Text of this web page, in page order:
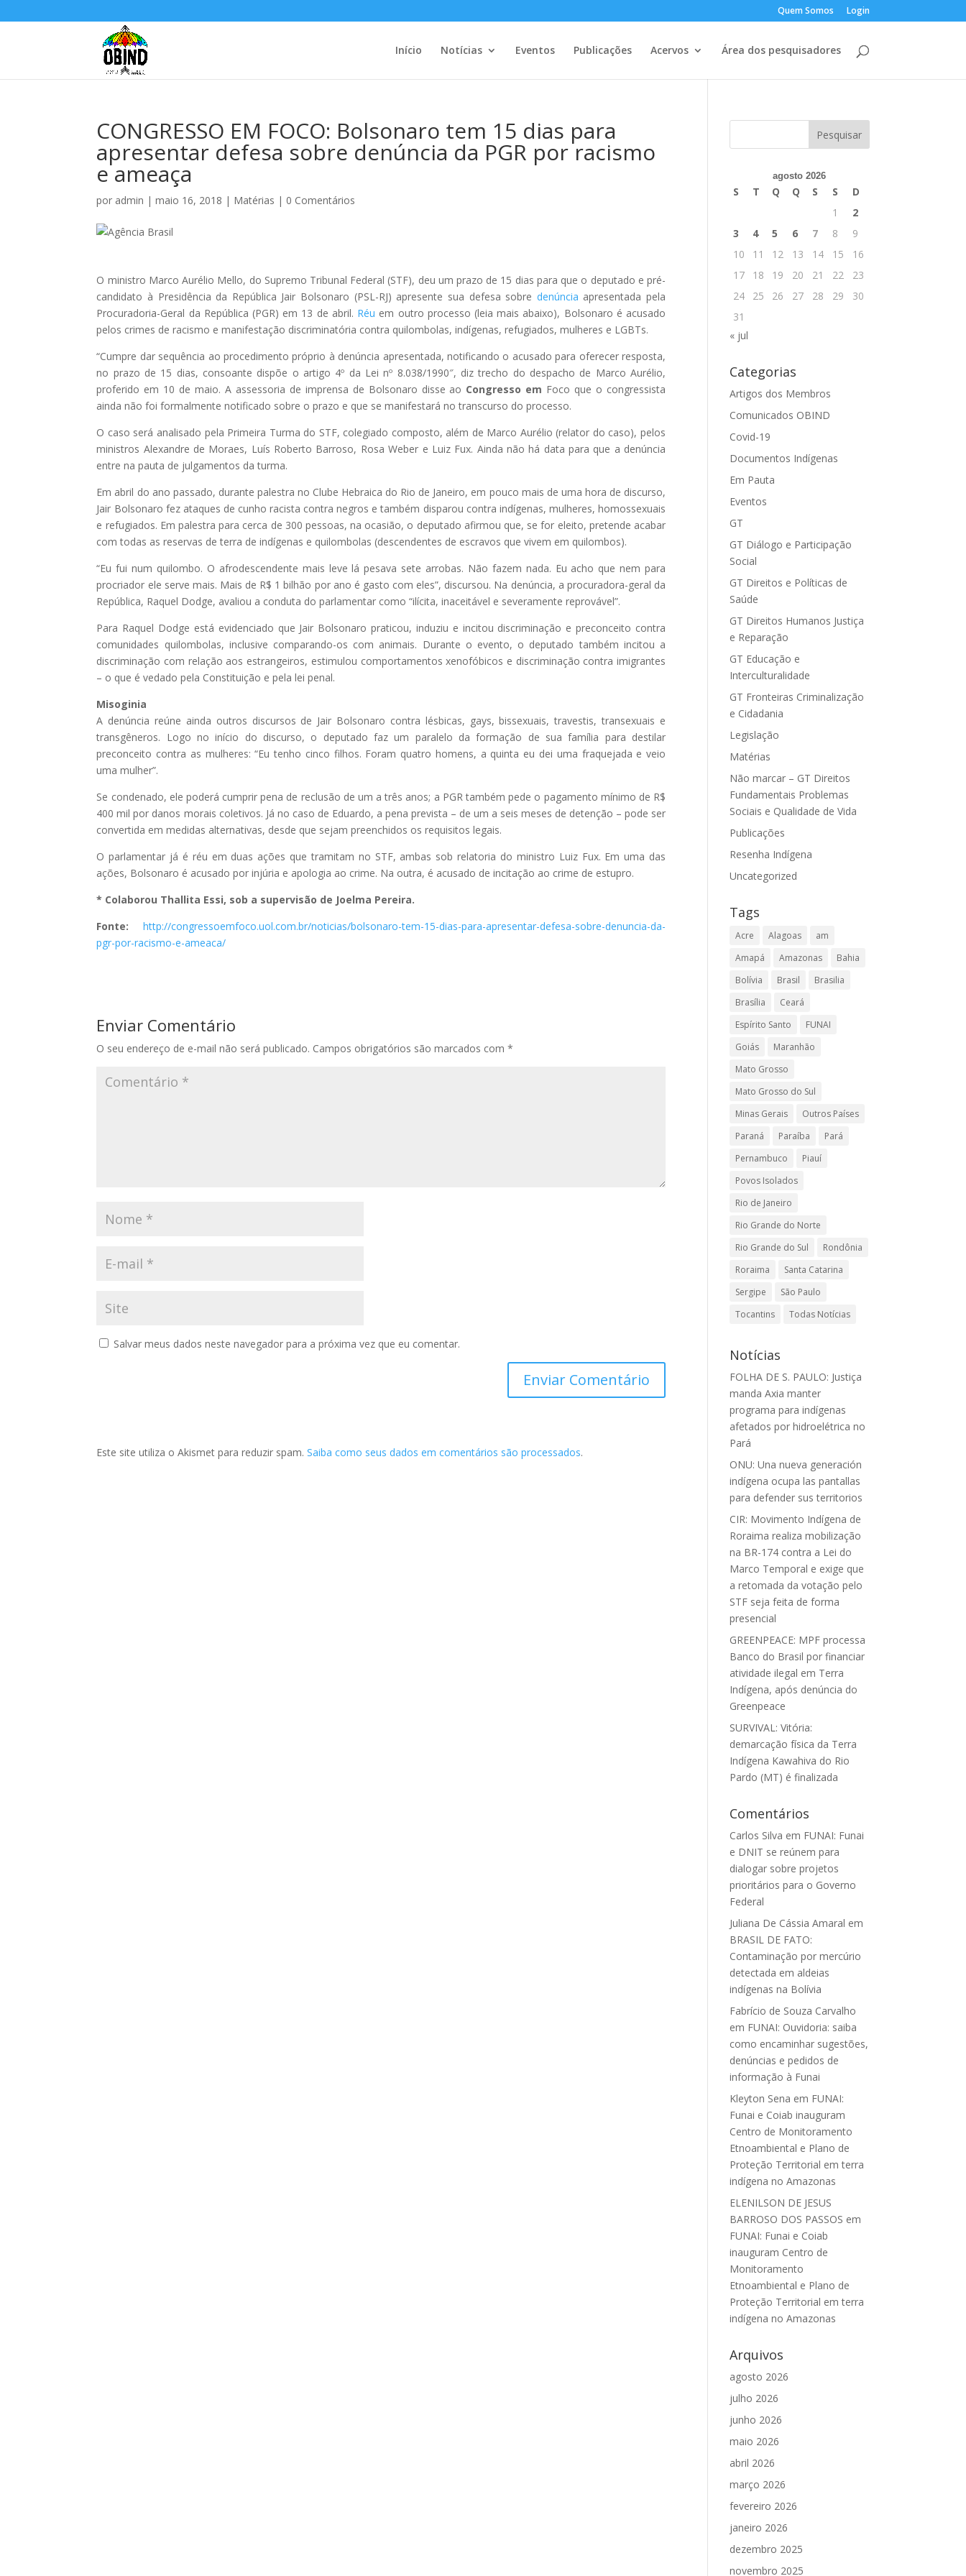
Quem Somos Login
Início Notícias Eventos Publicações Acervos Área dos pesquisadores
CONGRESSO EM FOCO: Bolsonaro tem 15 dias para
apresentar defesa sobre denúncia da PGR por racismo
e ameaça
por admin |maio 16, 2018 | Matérias | 0 Comentários
O ministro Marco Aurélio Mello, do Supremo Tribunal Federal (STF), deu um prazo de 15 dias para que o deputado e pré-
candidato à Presidência da República Jair Bolsonaro (PSL-RJ) apresente sua defesa sobre denúncia apresentada pela
Procuradoria-Geral da República (PGR) em 13 de abril. Réu em outro processo (leia mais abaixo), Bolsonaro é acusado
pelos crimes de racismo e manifestação discriminatória contra quilombolas, indígenas, refugiados, mulheres e LGBTs.
“Cumpre dar sequência ao procedimento próprio à denúncia apresentada, notificando o acusado para oferecer resposta,
no prazo de 15 dias, consoante dispõe o artigo 4º da Lei nº 8.038/1990″, diz trecho do despacho de Marco Aurélio,
proferido em 10 de maio. A assessoria de imprensa de Bolsonaro disse ao Congresso em Foco que o congressista
ainda não foi formalmente notificado sobre o prazo e que se manifestará no transcurso do processo.
O caso será analisado pela Primeira Turma do STF, colegiado composto, além de Marco Aurélio (relator do caso), pelos
ministros Alexandre de Moraes, Luís Roberto Barroso, Rosa Weber e Luiz Fux. Ainda não há data para que a denúncia
entre na pauta de julgamentos da turma.
Em abril do ano passado, durante palestra no Clube Hebraica do Rio de Janeiro, em pouco mais de uma hora de discurso,
Jair Bolsonaro fez ataques de cunho racista contra negros e também disparou contra indígenas, mulheres, homossexuais
e refugiados. Em palestra para cerca de 300 pessoas, na ocasião, o deputado afirmou que, se for eleito, pretende acabar
com todas as reservas de terra de indígenas e quilombolas (descendentes de escravos que vivem em quilombos).
“Eu fui num quilombo. O afrodescendente mais leve lá pesava sete arrobas. Não fazem nada. Eu acho que nem para
procriador ele serve mais. Mais de R$ 1 bilhão por ano é gasto com eles”, discursou. Na denúncia, a procuradora-geral da
República, Raquel Dodge, avaliou a conduta do parlamentar como “ilícita, inaceitável e severamente reprovável”.
Para Raquel Dodge está evidenciado que Jair Bolsonaro praticou, induziu e incitou discriminação e preconceito contra
comunidades quilombolas, inclusive comparando-os com animais. Durante o evento, o deputado também incitou a
discriminação com relação aos estrangeiros, estimulou comportamentos xenofóbicos e discriminação contra imigrantes
– o que é vedado pela Constituição e pela lei penal.
Misoginia
A denúncia reúne ainda outros discursos de Jair Bolsonaro contra lésbicas, gays, bissexuais, travestis, transexuais e
transgêneros. Logo no início do discurso, o deputado faz um paralelo da formação de sua família para destilar
preconceito contra as mulheres: “Eu tenho cinco filhos. Foram quatro homens, a quinta eu dei uma fraquejada e veio
uma mulher”.
Se condenado, ele poderá cumprir pena de reclusão de um a três anos; a PGR também pede o pagamento mínimo de R$
400 mil por danos morais coletivos. Já no caso de Eduardo, a pena prevista – de um a seis meses de detenção – pode ser
convertida em medidas alternativas, desde que sejam preenchidos os requisitos legais.
O parlamentar já é réu em duas ações que tramitam no STF, ambas sob relatoria do ministro Luiz Fux. Em uma das
ações, Bolsonaro é acusado por injúria e apologia ao crime. Na outra, é acusado de incitação ao crime de estupro.
* Colaborou Thallita Essi, sob a supervisão de Joelma Pereira.
Fonte:
http://congressoemfoco.uol.com.br/noticias/bolsonaro-tem-15-dias-para-apresentar-defesa-sobre-denuncia-da-
pgr-por-racismo-e-ameaca/
Enviar Comentário
O seu endereço de e-mail não será publicado. Campos obrigatórios são marcados com*
Salvar meus dados neste navegador para a próxima vez que eu comentar.
Este site utiliza o Akismet para reduzir spam.Saiba como seus dados em comentários são processados.
agosto 2026
S T Q Q S S
D
1
2
3
4 5 6 7 8
9
10
11 12 13 14 15
16
17
18 19 20 21 22
23
24
25 26 27 28 29
30
31
« jul
Categorias
Artigos dos Membros
Comunicados OBIND
Covid-19
Documentos Indígenas
Em Pauta
Eventos
GT
GT Diálogo e Participação
Social
GT Direitos e Políticas de
Saúde
GT Direitos Humanos Justiça
e Reparação
GT Educação e
Interculturalidade
GT Fronteiras Criminalização
e Cidadania
Legislação
Matérias
Não marcar – GT Direitos
Fundamentais Problemas
Sociais e Qualidade de Vida
Publicações
Resenha Indígena
Uncategorized
Tags
Acre Alagoas
am
Amapá
Amazonas
Bahia
Bolívia
Brasil
Brasilia
Brasília
Ceará
Espírito Santo
FUNAI
Goiás
Maranhão
Mato Grosso
Mato Grosso do Sul
Minas Gerais
Outros Países
Paraná
Paraíba
Pará
Pernambuco
Piauí
Povos Isolados
Rio de Janeiro
Rio Grande do Norte
Rio Grande do Sul
Rondônia
Roraima
Santa Catarina
Sergipe
São Paulo
Tocantins
Todas Notícias
Notícias
FOLHA DE S. PAULO: Justiça
manda Axia manter
programa para indígenas
afetados por hidroelétrica no
Pará
ONU: Una nueva generación
indígena ocupa las pantallas
para defender sus territorios
CIR: Movimento Indígena de
Roraima realiza mobilização
na BR-174 contra a Lei do
Marco Temporal e exige que
a retomada da votação pelo
STF seja feita de forma
presencial
GREENPEACE: MPF processa
Banco do Brasil por financiar
atividade ilegal em Terra
Indígena, após denúncia do
Greenpeace
SURVIVAL: Vitória:
demarcação física da Terra
Indígena Kawahiva do Rio
Pardo (MT) é finalizada
Comentários
Carlos Silva em FUNAI: Funai
e DNIT se reúnem para
dialogar sobre projetos
prioritários para o Governo
Federal
Juliana De Cássia Amaral em
BRASIL DE FATO:
Contaminação por mercúrio
detectada em aldeias
indígenas na Bolívia
Fabrício de Souza Carvalho
em FUNAI: Ouvidoria: saiba
como encaminhar sugestões,
denúncias e pedidos de
informação à Funai
Kleyton Sena em FUNAI:
Funai e Coiab inauguram
Centro de Monitoramento
Etnoambiental e Plano de
Proteção Territorial em terra
indígena no Amazonas
ELENILSON DE JESUS
BARROSO DOS PASSOS em
FUNAI: Funai e Coiab
inauguram Centro de
Monitoramento
Etnoambiental e Plano de
Proteção Territorial em terra
indígena no Amazonas
Arquivos
agosto 2026
julho 2026
junho 2026
maio 2026
abril 2026
março 2026
fevereiro 2026
janeiro 2026
dezembro 2025
novembro 2025